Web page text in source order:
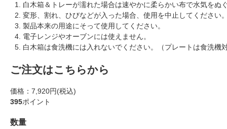
白木箱＆トレーが濡れた場合は速やかに柔らかい布で水気をぬ
変形、割れ、ひびなどが入った場合、使用を中止してください
製品本来の用途にそって使用してください。
電子レンジやオーブンには使えません。
白木箱は食洗機には入れないでください。（プレートは食洗機
ご注文はこちらから
価格： 7,920円(税込)
395ポイント
数量